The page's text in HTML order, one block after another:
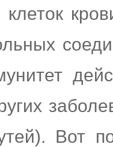
Вот